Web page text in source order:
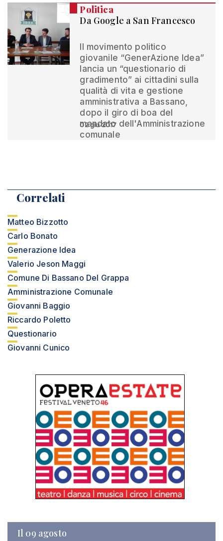
Politica
Da Google a San Francesco
Il movimento politico
giovanile “GenerAzione Idea”
lancia un “questionario di
gradimento” ai cittadini sulla
qualità di vita e gestione
amministrativa a Bassano,
dopo il giro di boa del
mandato dell'Amministrazione
comunale
02 giu 2017
Correlati
Matteo Bizzotto
Carlo Bonato
Generazione Idea
Valerio Jeson Maggi
Comune Di Bassano Del Grappa
Amministrazione Comunale
Giovanni Baggio
Riccardo Poletto
Questionario
Giovanni Cunico
Il 09 agosto